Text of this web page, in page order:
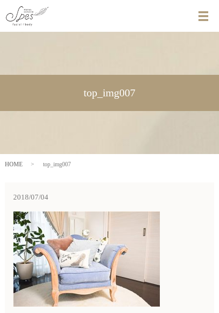
メ
top_img007
HOME top_img007
2018/07/04